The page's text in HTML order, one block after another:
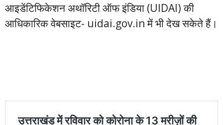
आइडेंटिफिकेशन अथॉरिटी ऑफ इंडिया (UIDAI) की
आधिकारिक वेबसाइट- uidai.gov.in में भी देख सकेते हैं।